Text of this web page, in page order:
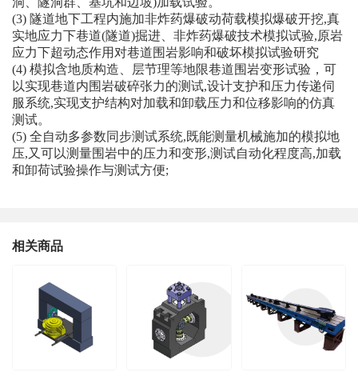
(3) 隧道地下工程内施加非炸药爆破动荷载模拟爆破开挖,真
实地应力下巷道(隧道)掘进、非炸药爆破技术模拟试验,原岩
应力下超动态作用对巷道围岩影响和破坏模拟试验研究
(4) 模拟含地质构造、层节理等地限巷道围岩变形试验，可
以实现巷道内围岩破碎张力的测试,设计支护和压力传递伺
服系统,实现支护结构对加载和卸载压力和位移影响的仿真
测试。
(5) 全自动多参数同步测试系统,既能测量机械施加的模拟地
压,又可以测量围岩中的压力和变形,测试自动化程度高,加载
和卸荷试验操作与测试方便;
相关商品